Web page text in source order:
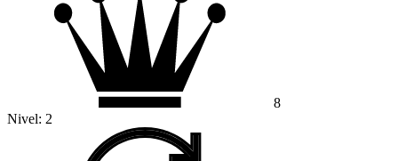
8
Nivel: 2